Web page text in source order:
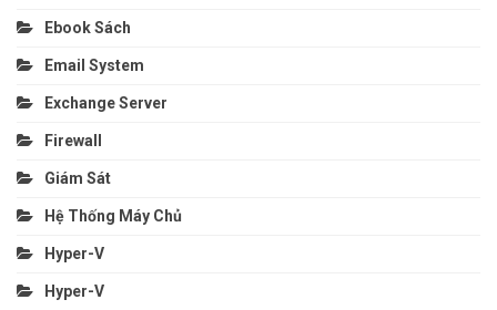
Ebook Sách
Email System
Exchange Server
Firewall
Giám Sát
Hệ Thống Máy Chủ
Hyper-V
Hyper-V